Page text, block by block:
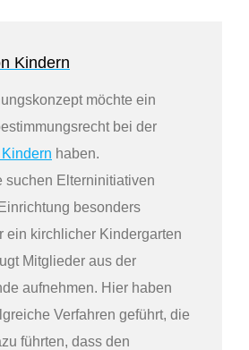
Kindern
möchte ein
bei der
haben.
suchen Elterninitiativen
besonders
ein kirchlicher Kindergarten
Mitglieder aus der
aufnehmen. Hier haben
Verfahren geführt, die
führten, dass den